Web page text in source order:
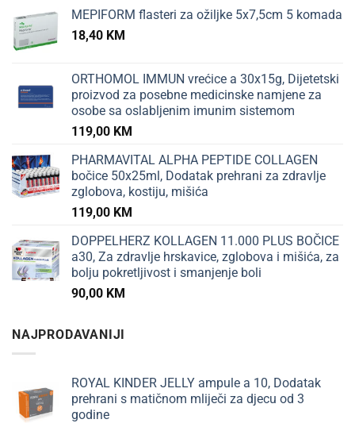
MEPIFORM flasteri za ožiljke 5x7,5cm 5 komada
18,40 KM
ORTHOMOL IMMUN vrećice a 30x15g, Dijetetski
proizvod za posebne medicinske namjene za
osobe sa oslabljenim imunim sistemom
119,00 KM
PHARMAVITAL ALPHA PEPTIDE COLLAGEN
bočice 50x25ml, Dodatak prehrani za zdravlje
zglobova, kostiju, mišića
119,00 KM
DOPPELHERZ KOLLAGEN 11.000 PLUS BOČICE
a30, Za zdravlje hrskavice, zglobova i mišića, za
bolju pokretljivost i smanjenje boli
90,00 KM
NAJPRODAVANIJI
ROYAL KINDER JELLY ampule a 10, Dodatak
prehrani s matičnom mliječi za djecu od 3
godine